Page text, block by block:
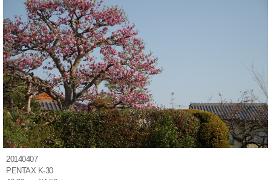
20140407
PENTAX K-30